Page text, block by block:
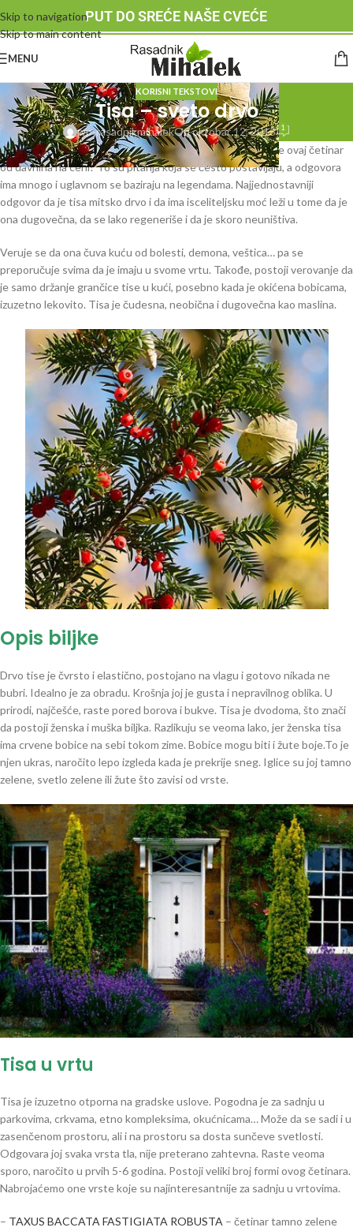
Skip to navigation
Skip to main content
PUT DO SREĆE NAŠE CVEĆE
MENU
KORISNI TEKSTOVI
Tisa – sveto drvo
wp-rasadnikmihalekOn oktobar 12, 2015 1
Zašto je tisa sveto drvo?Da li tisa donosi sreću? Zašto je ovaj četinar
od davnina na ceni? To su pitanja koja se često postavljaju, a odgovora
ima mnogo i uglavnom se baziraju na legendama. Najjednostavniji
odgovor da je tisa mitsko drvo i da ima isceliteljsku moć leži u tome da je
ona dugovečna, da se lako regeneriše i da je skoro neuništiva.
Veruje se da ona čuva kuću od bolesti, demona, veštica… pa se
preporučuje svima da je imaju u svome vrtu. Takođe, postoji verovanje da
je samo držanje grančice tise u kući, posebno kada je okićena bobicama,
izuzetno lekovito. Tisa je čudesna, neobična i dugovečna kao maslina.
Opis biljke
Drvo tise je čvrsto i elastično, postojano na vlagu i gotovo nikada ne
bubri. Idealno je za obradu. Krošnja joj je gusta i nepravilnog oblika. U
prirodi, najčešće, raste pored borova i bukve. Tisa je dvodoma, što znači
da postoji ženska i muška biljka. Razlikuju se veoma lako, jer ženska tisa
ima crvene bobice na sebi tokom zime. Bobice mogu biti i žute boje.To je
njen ukras, naročito lepo izgleda kada je prekrije sneg. Iglice su joj tamno
zelene, svetlo zelene ili žute što zavisi od vrste.
Tisa u vrtu
Tisa je izuzetno otporna na gradske uslove. Pogodna je za sadnju u
parkovima, crkvama, etno kompleksima, okućnicama… Može da se sadi i u
zasenčenom prostoru, ali i na prostoru sa dosta sunčeve svetlosti.
Odgovara joj svaka vrsta tla, nije preterano zahtevna. Raste veoma
sporo, naročito u prvih 5-6 godina. Postoji veliki broj formi ovog četinara.
Nabrojaćemo one vrste koje su najinteresantnije za sadnju u vrtovima.
– TAXUS BACCATA FASTIGIATA ROBUSTA – četinar tamno zelene